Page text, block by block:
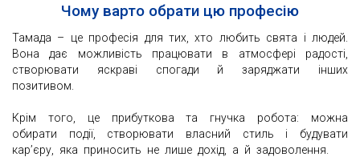
Чому варто обрати цю професію
Тамада – це професія для тих, хто любить свята і людей.
Вона дає можливість працювати в атмосфері радості,
створювати яскраві спогади й заряджати інших
позитивом.
Крім того, це прибуткова та гнучка робота: можна
обирати події, створювати власний стиль і будувати
кар’єру, яка приносить не лише дохід, а й задоволення.